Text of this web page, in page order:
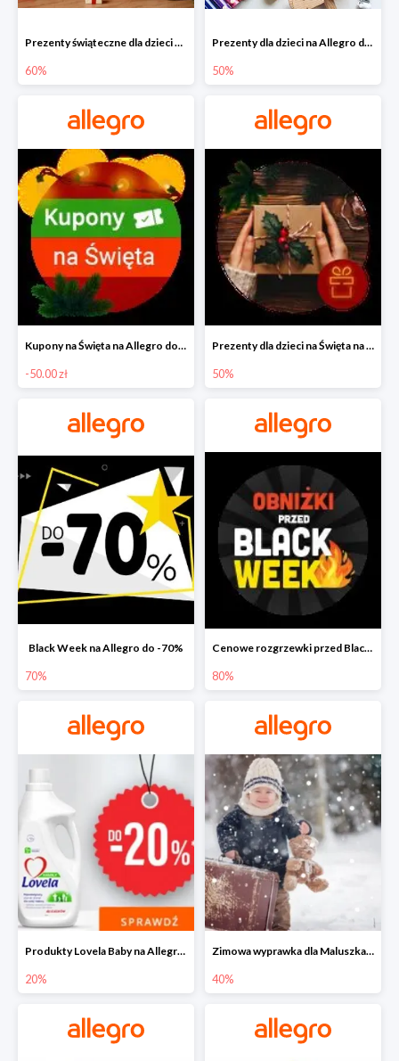
Prezenty świąteczne dla dzieci na Allegro do -60%
60%
Prezenty dla dzieci na Allegro do -50%
50%
Kupony na Święta na Allegro do -50 zł
-50.00 zł
Prezenty dla dzieci na Święta na Allegro do -50%
50%
Black Week na Allegro do -70%
70%
Cenowe rozgrzewki przed Black Friday na Allegro do -80%
80%
Produkty Lovela Baby na Allegro do -20%
20%
Zimowa wyprawka dla Maluszka na Allegro do -40%
40%